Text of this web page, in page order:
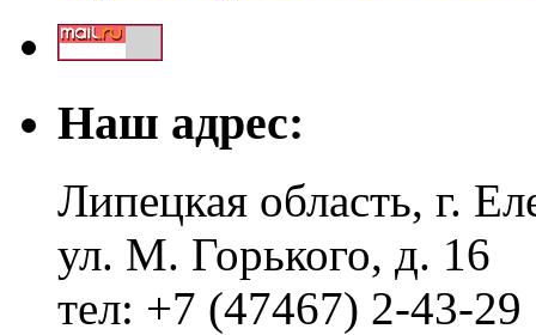
Наш адрес:
Липецкая область, г.
ул. М. Горького, д. 16
тел: +7 (47467) 2-43-29